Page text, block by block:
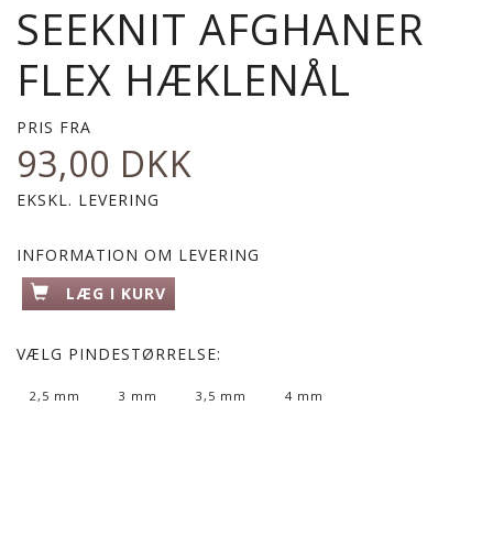
SEEKNIT AFGHANER
FLEX HÆKLENÅL
PRIS FRA
93,00 DKK
EKSKL. LEVERING
INFORMATION OM LEVERING
LÆG I KURV
VÆLG PINDESTØRRELSE:
2,5 mm 3 mm 3,5 mm 4 mm